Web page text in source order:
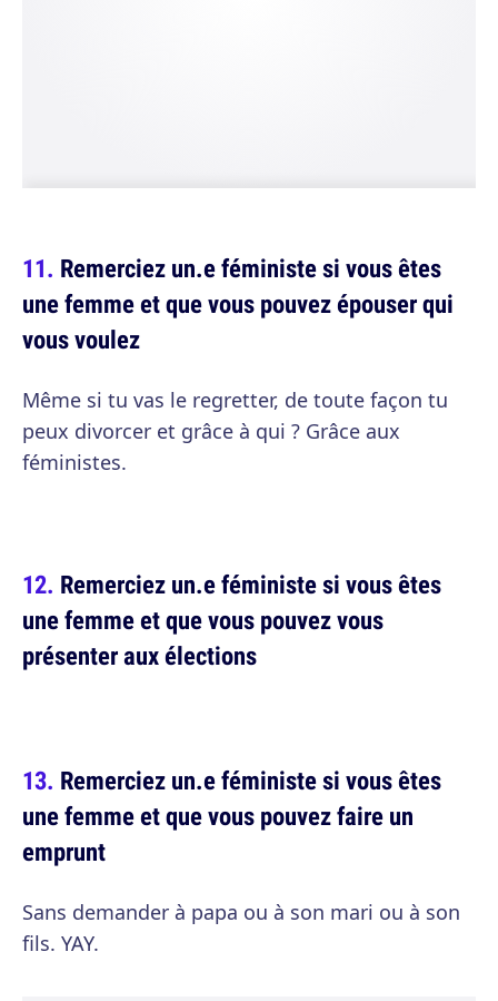
Remerciez un.e féministe si vous êtes
une femme et que vous pouvez épouser qui
vous voulez
Même si tu vas le regretter, de toute façon tu
peux divorcer et grâce à qui ? Grâce aux
féministes.
Remerciez un.e féministe si vous êtes
une femme et que vous pouvez vous
présenter aux élections
Remerciez un.e féministe si vous êtes
une femme et que vous pouvez faire un
emprunt
Sans demander à papa ou à son mari ou à son
fils. YAY.